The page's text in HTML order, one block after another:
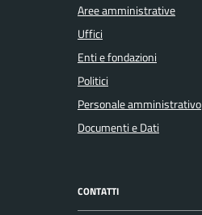
19
Elezioni
Aree amministrative
Uffici
Enti e fondazioni
Politici
Personale amministrativo
Documenti e Dati
CONTATTI